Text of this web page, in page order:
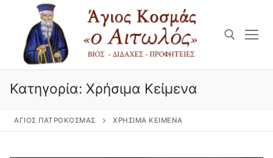
Μετάβαση
περιεχόμενο
Αναζήτηση για:
Κατηγορία: Χρήσιμα Κείμενα
ΆΓΙΟΣ ΠΑΤΡΟΚΟΣΜΆΣ ΧΡΉΣΙΜΑ ΚΕΊΜΕΝΑ